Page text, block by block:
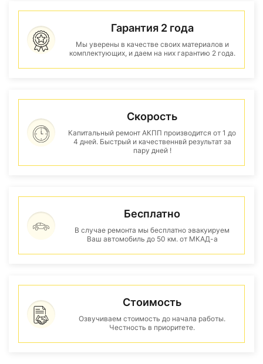
Гарантия 2 года
Мы уверены в качестве своих материалов и
комплектующих, и даем на них гарантию 2 года.
Скорость
Капитальный ремонт АКПП производится от 1 до
4 дней. Быстрый и качественнвй результат за
пару дней !
Бесплатно
В случае ремонта мы бесплатно эвакуируем
Ваш автомобиль до 50 км. от МКАД-а
Стоимость
Озвучиваем стоимость до начала работы.
Честность в приоритете.